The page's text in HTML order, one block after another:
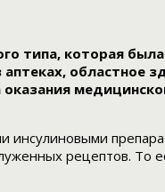
типа, которая
инсулиновыми
рецептов. То